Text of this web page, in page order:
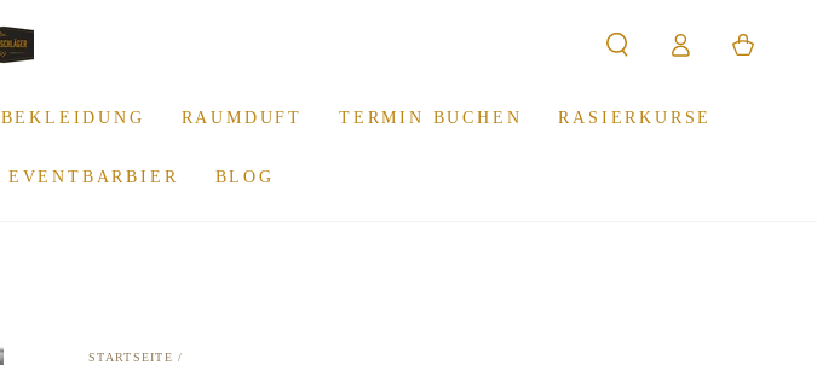
BEKLEIDUNG RAUMDUFT TERMIN BUCHEN RASIERKURSE
EVENTBARBIER BLOG
EinloggenWarenkorb
STARTSEITE /